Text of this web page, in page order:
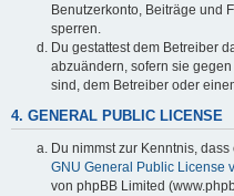
Benutzerkonto, Beiträge und
sperren.
Du gestattest dem Betreiber
abzuändern, sofern sie
sind, dem Betreiber oder
4. GENERAL PUBLIC LICENSE
Du nimmst zur Kenntnis,
GNU General Public License
von phpBB Limited